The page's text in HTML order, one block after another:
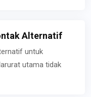
Alternatif
untuk
utama tidak